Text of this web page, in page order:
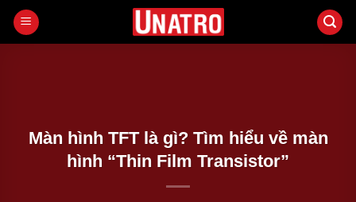
qua
Màn hình TFT là gì? Tìm hiểu về màn
hình “Thin Film Transistor”